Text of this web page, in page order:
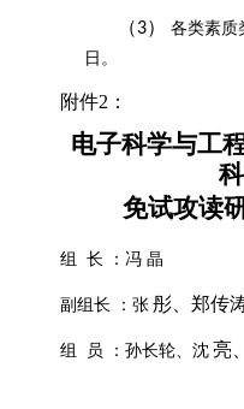
（3）各类素质
日。
附件2 ：
电子科学与工
免试攻读
组 长 ： 冯 晶
副组长 ：张 彤、郑传
组 员 ：孙长轮、沈 亮